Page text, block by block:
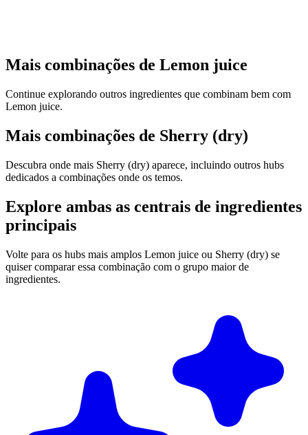
Mais combinações de Lemon juice
Continue explorando outros ingredientes que combinam bem com
Lemon juice.
Mais combinações de Sherry (dry)
Descubra onde mais Sherry (dry) aparece, incluindo outros hubs
dedicados a combinações onde os temos.
Explore ambas as centrais de ingredientes
principais
Volte para os hubs mais amplos Lemon juice ou Sherry (dry) se
quiser comparar essa combinação com o grupo maior de
ingredientes.